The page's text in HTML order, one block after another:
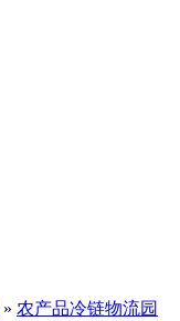
» 农产品冷链物流园